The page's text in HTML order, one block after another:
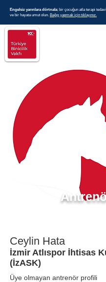
Engelsiz yarınlara dörtnala; bir çocuğun atla terapi tedavi
ve bir hayata umut olun. Bağış yapmak için tıklayınız.
Ceylin Hata
İzmir Atlıspor İhtisas
(İzASK)
Üye olmayan antrenör profili